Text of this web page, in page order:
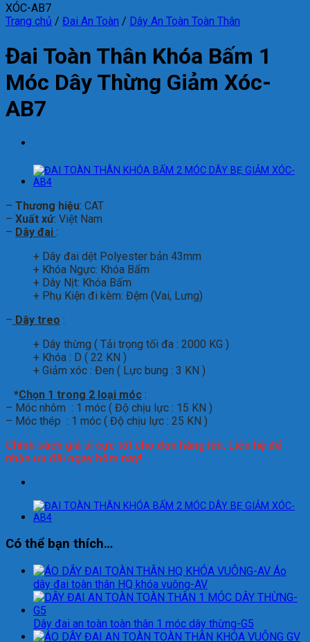
Trang chủ / Đai An Toàn / Dây An Toàn Toàn Thân
Đai Toàn Thân Khóa Bấm 1
Móc Dây Thừng Giảm Xóc-
AB7
– Thương hiệu: CAT
– Xuất xứ: Việt Nam
– Dây đai :
+ Dây đai dệt Polyester bản 43mm
+ Khóa Ngực: Khóa Bấm
+ Dây Nịt: Khóa Bấm
+ Phụ Kiện đi kèm: Đệm (Vai, Lưng)
– Dây treo :
+ Dây thừng ( Tải trọng tối đa : 2000 KG )
+ Khóa : D ( 22 KN )
+ Giảm xóc : Đen ( Lực bung : 3 KN )
*Chọn 1 trong 2 loại móc :
– Móc nhôm : 1 móc ( Độ chịu lực : 15 KN )
– Móc thép : 1 móc ( Độ chịu lực : 25 KN )
Chính sách giá sỉ cực tốt cho đơn hàng lớn. Liên hệ để
nhận ưu đãi ngay hôm nay!
Có thể bạn thích…
Áo
dây đai toàn thân HQ khóa vuông-AV
Dây đai an toàn toàn thân 1 móc dây thừng-G5